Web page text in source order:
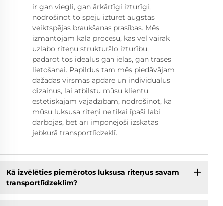
ir gan viegli, gan ārkārtīgi izturīgi,
nodrošinot to spēju izturēt augstas
veiktspējas braukšanas prasības. Mēs
izmantojam kala procesu, kas vēl vairāk
uzlabo riteņu strukturālo izturību,
padarot tos ideālus gan ielas, gan trasēs
lietošanai. Papildus tam mēs piedāvājam
dažādas virsmas apdare un individuālus
dizainus, lai atbilstu mūsu klientu
estētiskajām vajadzībām, nodrošinot, ka
mūsu luksusa riteņi ne tikai īpaši labi
darbojas, bet arī imponējoši izskatās
jebkurā transportlīdzeklī.
Kā izvēlēties piemērotos luksusa riteņus savam
transportlīdzeklim?